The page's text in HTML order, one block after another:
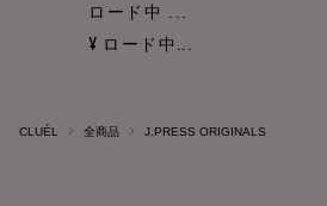
ロード中 ...
¥ ロード中...
CLUÉL 全商品 J.PRESS ORIGINALS